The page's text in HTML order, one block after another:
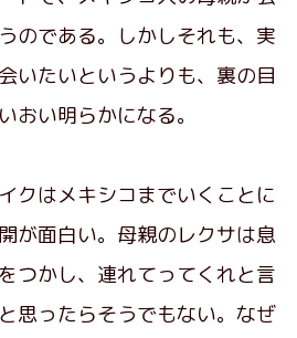
のである。しかしそれも、実
いたいというよりも、裏の目
おい明らかになる。
クはメキシコまでいくことに
が面白い。母親のレクサは息
つかし、連れてってくれと言
思ったらそうでもない。なぜ